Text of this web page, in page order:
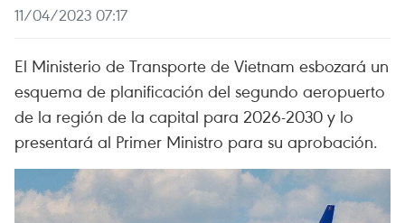
11/04/2023 07:17
El Ministerio de Transporte de Vietnam esbozará un
esquema de planificación del segundo aeropuerto
de la región de la capital para 2026-2030 y lo
presentará al Primer Ministro para su aprobación.